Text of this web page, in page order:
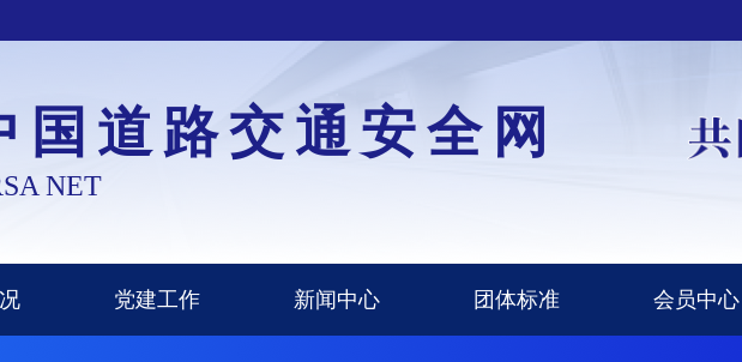
国道路交通安全网
NET
党建工作 新闻中心 团体标准 会员中心